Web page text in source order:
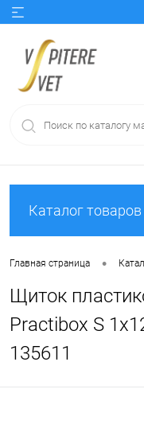
Каталог товаров
Главная страница •
Щиток
Practibox S
135611